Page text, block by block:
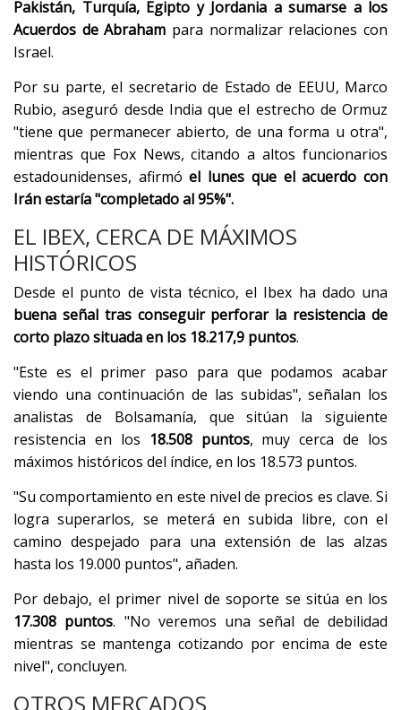
Pakistán, Turquía, Egipto y Jordania a sumarse a los
Acuerdos de Abraham para normalizar relaciones con
Israel.
Por su parte, el secretario de Estado de EEUU, Marco
Rubio, aseguró desde India que el estrecho de Ormuz
"tiene que permanecer abierto, de una forma u otra",
mientras que Fox News, citando a altos funcionarios
estadounidenses, afirmóel lunes que el acuerdo con
Irán estaría "completado al 95%".
EL IBEX, CERCA DE MÁXIMOS
HISTÓRICOS
Desde el punto de vista técnico, el Ibex ha dado una
buena señal tras conseguir perforar la resistencia de
corto plazo situada en los 18.217,9 puntos.
"Este es el primer paso para que podamos acabar
viendo una continuación de las subidas", señalan los
analistas de Bolsamanía, que sitúan la siguiente
resistencia en los 18.508 puntos, muy cerca de los
máximos históricos del índice, en los 18.573 puntos.
"Su comportamiento en este nivel de precios es clave. Si
logra superarlos, se meterá en subida libre, con el
camino despejado para una extensión de las alzas
hasta los 19.000 puntos", añaden.
Por debajo, el primer nivel de soporte se sitúa en los
17.308 puntos. "No veremos una señal de debilidad
mientras se mantenga cotizando por encima de este
nivel", concluyen.
OTROS MERCADOS